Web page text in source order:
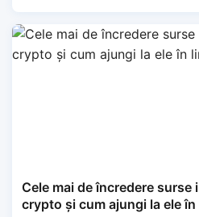
Cele mai de încredere
crypto și cum ajungi la ele